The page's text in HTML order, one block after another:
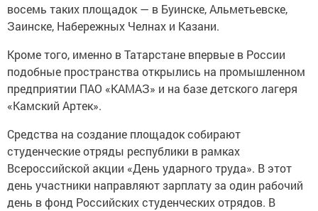
восемь таких площадок — в Буинске, Альметьевске,
Заинске, Набережных Челнах и Казани.
Кроме того, именно в Татарстане впервые в России
подобные пространства открылись на промышленном
предприятии ПАО «КАМАЗ» и на базе детского лагеря
«Камский Артек».
Средства на создание площадок собирают
студенческие отряды республики в рамках
Всероссийской акции «День ударного труда». В этот
день участники направляют зарплату за один рабочий
день в фонд Российских студенческих отрядов. В